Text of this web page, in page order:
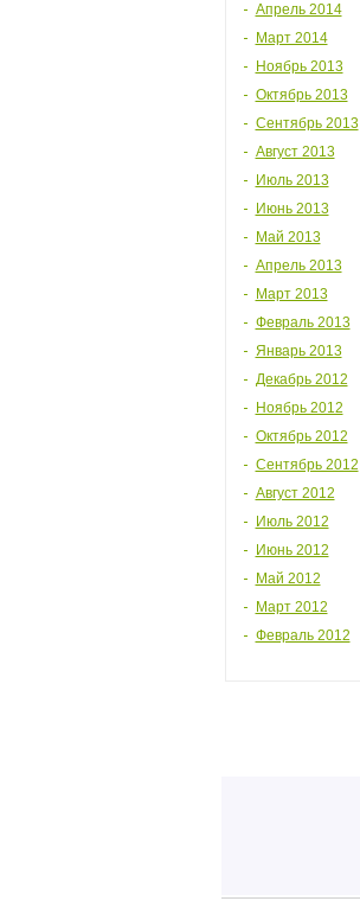
Апрель 2014
Март 2014
Ноябрь 2013
Октябрь 2013
Сентябрь 2013
Август 2013
Июль 2013
Июнь 2013
Май 2013
Апрель 2013
Март 2013
Февраль 2013
Январь 2013
Декабрь 2012
Ноябрь 2012
Октябрь 2012
Сентябрь 2012
Август 2012
Июль 2012
Июнь 2012
Май 2012
Март 2012
Февраль 2012